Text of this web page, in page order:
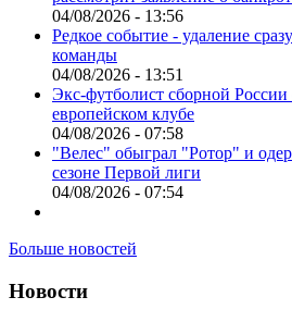
04/08/2026 - 13:56
Редкое событие - удаление
команды
04/08/2026 - 13:51
Экс-футболист сборной России
европейском клубе
04/08/2026 - 07:58
"Велес" обыграл "Ротор" и
сезоне Первой лиги
04/08/2026 - 07:54
Больше новостей
Новости